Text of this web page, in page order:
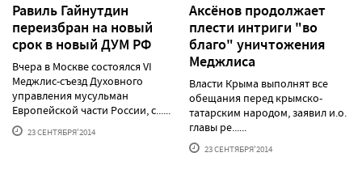
Равиль Гайнутдин
переизбран на новый
срок в новый ДУМ РФ
Вчера в Москве состоялся VI
Меджлис-съезд Духовного
управления мусульман
Европейской части России, с......
23 СЕНТЯБРЯ'2014
Аксёнов продолжает
плести интриги "во
благо" уничтожения
Меджлиса
Власти Крыма выполнят все
обещания перед крымско-
татарским народом, заявил и.о.
главы ре......
23 СЕНТЯБРЯ'2014